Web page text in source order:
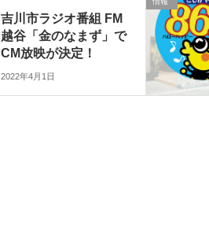
吉川市ラジオ番組 FM
越谷「金のなまず」で
CM放映が決定！
2022年4月1日